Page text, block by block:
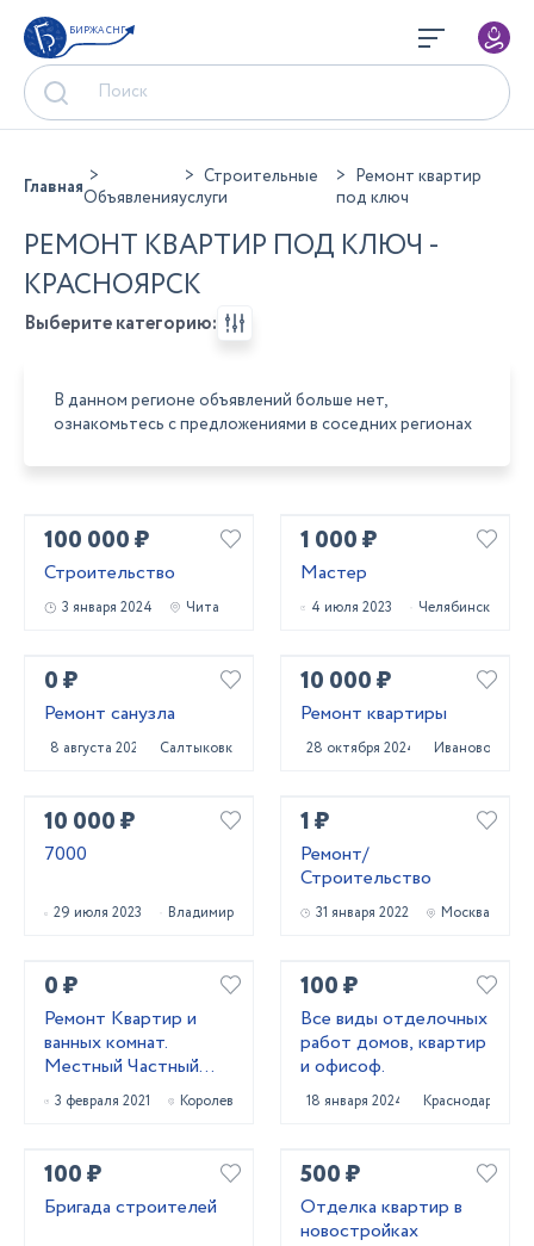
БИРЖА СНГ
ГлавнаяОбъявления
Строительные
услуги
Ремонт квартир
под ключ
РЕМОНТ КВАРТИР ПОД КЛЮЧ -
КРАСНОЯРСК
Выберите категорию:
В данном регионе объявлений больше нет,
ознакомьтесь с предложениями в соседних регионах
100 000 ₽
Строительство
3 января 2024 Чита
1 000 ₽
Мастер
4 июля 2023 Челябинск
0 ₽
Ремонт санузла
8 августа 2021 Салтыковка
10 000 ₽
Ремонт квартиры
28 октября 2024 Иваново
10 000 ₽
7000
29 июля 2023 Владимир
1 ₽
Ремонт/
Строительство
31 января 2022 Москва
0 ₽
Ремонт Квартир и
ванных комнат.
Местный Частный
Мастер. Щёлково,
Королёв, Мытищи
3 февраля 2021 Королев
100 ₽
Все виды отделочных
работ домов, квартир
и офисоф.
18 января 2024 Краснодар
100 ₽
Бригада строителей
500 ₽
Отделка квартир в
новостройках